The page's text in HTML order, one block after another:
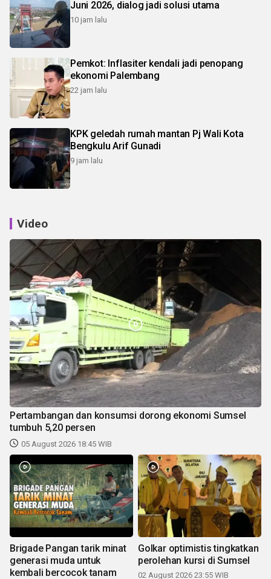
Juni 2026, dialog jadi solusi utama
10 jam lalu
Pemkot: Inflasiter kendali jadi penopang
ekonomi Palembang
22 jam lalu
KPK geledah rumah mantan Pj Wali Kota
Bengkulu Arif Gunadi
9 jam lalu
Video
Pertambangan dan konsumsi dorong ekonomi Sumsel
tumbuh 5,20 persen
05 August 2026 18:45 WIB
Brigade Pangan tarik minat
generasi muda untuk
kembali bercocok tanam
Golkar optimistis tingkatkan
perolehan kursi di Sumsel
02 August 2026 23:55 WIB